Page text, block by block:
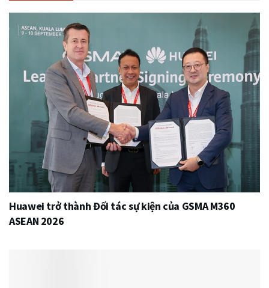
Huawei trở thành Đối tác sự kiện của GSMA M360
ASEAN 2026